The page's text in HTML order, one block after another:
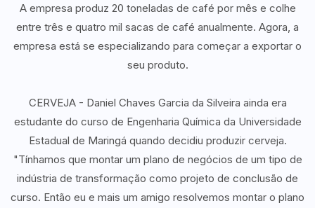
A empresa produz 20 toneladas de café por mês e colhe
entre três e quatro mil sacas de café anualmente. Agora, a
empresa está se especializando para começar a exportar o
seu produto.
CERVEJA - Daniel Chaves Garcia da Silveira ainda era
estudante do curso de Engenharia Química da Universidade
Estadual de Maringá quando decidiu produzir cerveja.
"Tínhamos que montar um plano de negócios de um tipo de
indústria de transformação como projeto de conclusão de
curso. Então eu e mais um amigo resolvemos montar o plano